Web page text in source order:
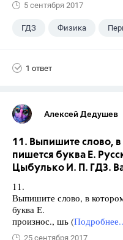
5 сентября 2017
ГДЗ Физика
1 ответ
Алексей Дедушев
11. Выпишите слово,
пишется буква Е.
Цыбулько И. П. ГДЗ.
11.
Выпишите слово, в
буква Е.
произнос., шь (
25 сентября 2017